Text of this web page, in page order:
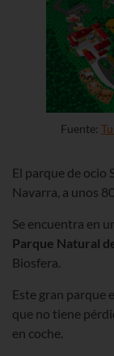
Fuente:
El parque de ocio
Navarra, a unos
Se encuentra en
Parque Natural
Biosfera.
Este gran parque
que no tiene
en coche.